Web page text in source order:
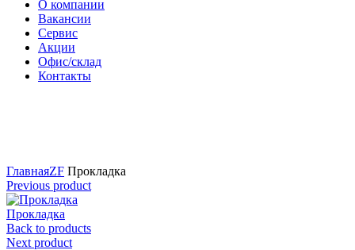
О компании
Вакансии
Сервис
Акции
Офис/склад
Контакты
ГлавнаяZF Прокладка
Previous product
Прокладка
Back to products
Next product